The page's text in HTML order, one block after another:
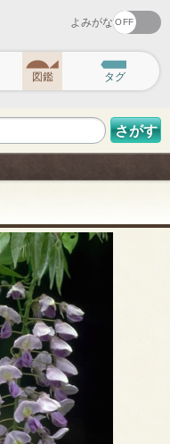
よみがな
図鑑 タグ
さがす